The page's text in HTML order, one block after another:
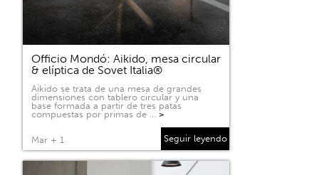
Officio Mondó: Aikido, mesa circular
& elíptica de Sovet Italia®
Aikido se trata de una mesa de grandes
dimensiones con tablero circular y una
base formada a partir de tres patas
compuestas por primas de … >
Mar + 1 Seguir leyendo